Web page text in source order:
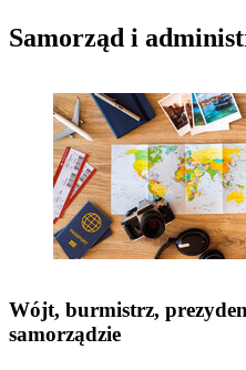
Samorząd i
Wójt, burmistrz,
samorządzie